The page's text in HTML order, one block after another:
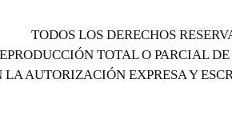
TODOS LOS DERECHOS
TOTAL O PARCIAL
LA AUTORIZACIÓN EXPRESA Y